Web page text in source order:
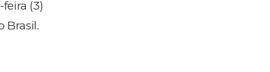
(3)
Brasil.